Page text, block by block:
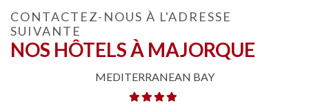
CONTACTEZ-NOUS À L'ADRESSE
SUIVANTE
NOS HÔTELS À MAJORQUE
MEDITERRANEAN BAY